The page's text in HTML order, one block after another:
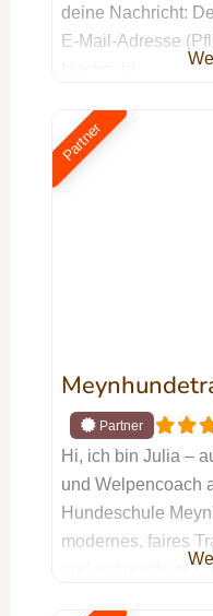
deine Nachricht:
E-Mail-Adresse
Partner
Hi, ich bin Julia –
und Welpencoach
Hundeschule
modernes, faires
und auf positiver